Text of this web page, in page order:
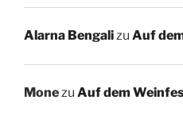
Alarna Bengalizu Auf
Monezu Auf dem